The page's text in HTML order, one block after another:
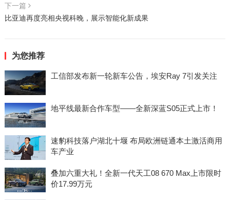
下一篇
比亚迪再度亮相央视科晚，展示智能化新成果
为您推荐
工信部发布新一轮新车公告，埃安Ray 7引发关注
地平线最新合作车型——全新深蓝S05正式上市！
速豹科技落户湖北十堰 布局欧洲链通本土激活商用
车产业
叠加六重大礼！全新一代天工08 670 Max上市限时
价17.99万元